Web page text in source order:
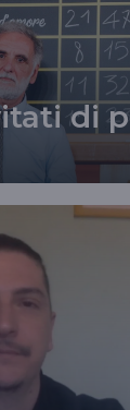
di